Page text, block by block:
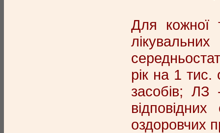
Для кожної
рік на 1
засобів; ЛЗ
оздоровчих